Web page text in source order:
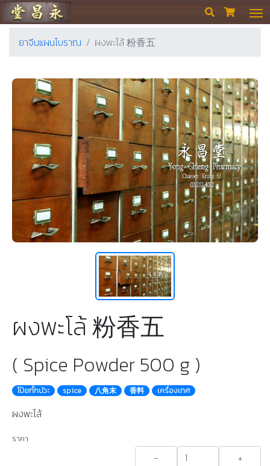
ร้านขายยา ย่งเชียงตึ๊ง  
ยาจีนแผนโบราณ ผงพะโล้ 粉香五
ผงพะโล้ 粉香五
( Spice Powder 500 g )
โป้ยกั้กบัวะ spice 八角末 香料 เครื่องเทศ
ผงพะโล้
ราคา
- +